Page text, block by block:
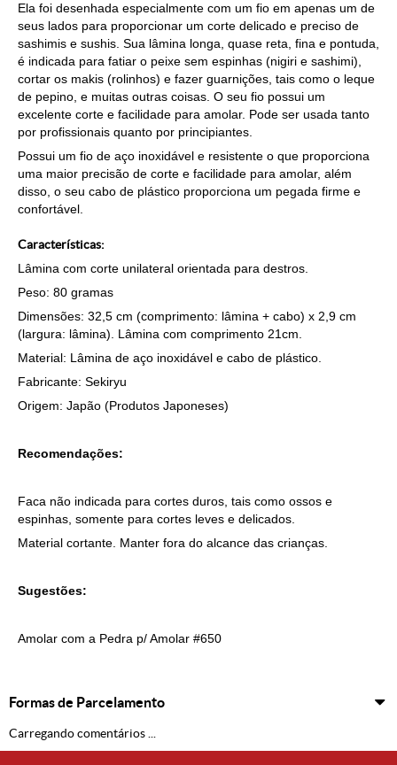
Ela foi desenhada especialmente com um fio em apenas um de
seus lados para proporcionar um corte delicado e preciso de
sashimis e sushis. Sua lâmina longa, quase reta, fina e pontuda,
é indicada para fatiar o peixe sem espinhas (nigiri e sashimi),
cortar os makis (rolinhos) e fazer guarnições, tais como o leque
de pepino, e muitas outras coisas. O seu fio possui um
excelente corte e facilidade para amolar. Pode ser usada tanto
por profissionais quanto por principiantes.
Possui um fio de aço inoxidável e resistente o que proporciona
uma maior precisão de corte e facilidade para amolar, além
disso, o seu cabo de plástico proporciona um pegada firme e
confortável.
Características:
Lâmina com corte unilateral orientada para destros.
Peso: 80 gramas
Dimensões: 32,5 cm (comprimento: lâmina + cabo) x 2,9 cm
(largura: lâmina). Lâmina com comprimento 21cm.
Material: Lâmina de aço inoxidável e cabo de plástico.
Fabricante: Sekiryu
Origem: Japão (Produtos Japoneses)
Recomendações:
Faca não indicada para cortes duros, tais como ossos e
espinhas, somente para cortes leves e delicados.
Material cortante. Manter fora do alcance das crianças.
Sugestões:
Amolar com a Pedra p/ Amolar #650
Formas de Parcelamento
Carregando comentários ...